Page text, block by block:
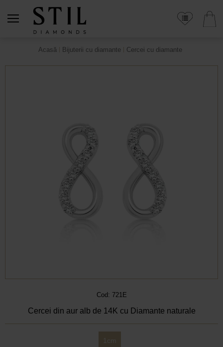
Acasă Bijuterii cu diamante Cercei cu diamante
Cod: 721E
Cercei din aur alb de 14K cu Diamante naturale
1cm